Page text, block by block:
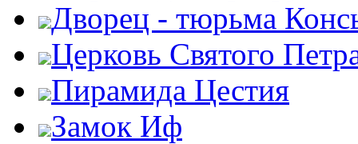
Дворец - тюрьма
Церковь Святого
Пирамида Цестия
Замок Иф